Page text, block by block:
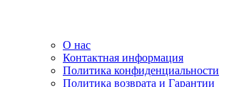
О нас
Контактная информация
Политика конфиденциальности
Политика возврата и Гарантии